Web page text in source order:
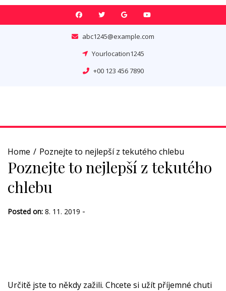
Skip
abc1245@example.com
Yourlocation1245
+00 123 456 7890
Home Poznejte to nejlepší z tekutého chlebu
Poznejte to nejlepší z tekutého
chlebu
Posted on: 8. 11. 2019 -
Určitě jste to někdy zažili. Chcete si užít příjemné chuti